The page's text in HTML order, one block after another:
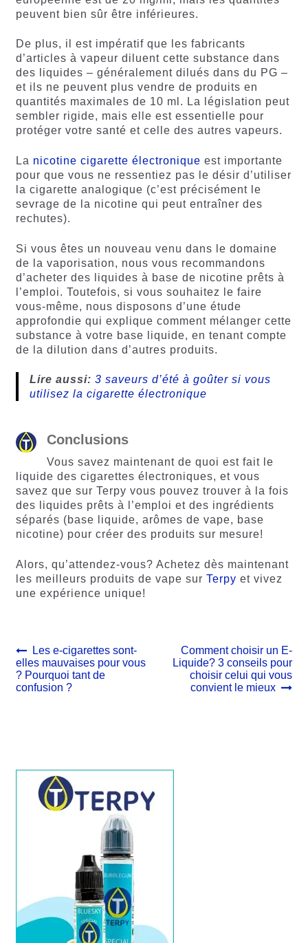
peuvent bien sûr être inférieures.
De plus, il est impératif que les fabricants
d’articles à vapeur diluent cette substance dans
des liquides – généralement dilués dans du PG –
et ils ne peuvent plus vendre de produits en
quantités maximales de 10 ml. La législation peut
sembler rigide, mais elle est essentielle pour
protéger votre santé et celle des autres vapeurs.
La nicotine cigarette électronique est importante
pour que vous ne ressentiez pas le désir d’utiliser
la cigarette analogique (c’est précisément le
sevrage de la nicotine qui peut entraîner des
rechutes).
Si vous êtes un nouveau venu dans le domaine
de la vaporisation, nous vous recommandons
d’acheter des liquides à base de nicotine prêts à
l’emploi. Toutefois, si vous souhaitez le faire
vous-même, nous disposons d’une étude
approfondie qui explique comment mélanger cette
substance à votre base liquide, en tenant compte
de la dilution dans d’autres produits.
Lire aussi: 3 saveurs d’été à goûter si vous
utilisez la cigarette électronique
Conclusions
Vous savez maintenant de quoi est fait le
liquide des cigarettes électroniques, et vous
savez que sur Terpy vous pouvez trouver à la fois
des liquides prêts à l’emploi et des ingrédients
séparés (base liquide, arômes de vape, base
nicotine) pour créer des produits sur mesure!
Alors, qu’attendez-vous? Achetez dès maintenant
les meilleurs produits de vape sur Terpy et vivez
une expérience unique!
Navigation
de
l’article
Article
précédent :
Les e-cigarettes sont-
elles mauvaises pour vous
? Pourquoi tant de
confusion ?
Article
suivant :
Comment choisir un E-
Liquide? 3 conseils pour
choisir celui qui vous
convient le mieux